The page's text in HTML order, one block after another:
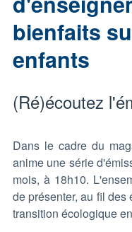
bienfaits
enfants
(Ré)écoutez
Dans le cadre du
anime une série
mois, à 18h10.
de présenter, au fil
transition écologique